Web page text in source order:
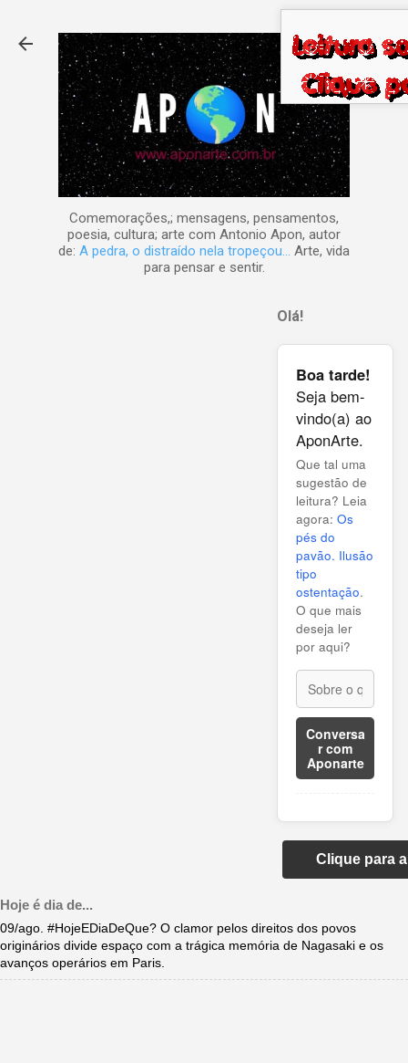
Comemorações,; mensagens, pensamentos,
poesia, cultura; arte com Antonio Apon, autor
de: A pedra, o distraído nela tropeçou... Arte, vida
para pensar e sentir.
Olá!
Boa tarde!
Seja bem-
vindo(a) ao
AponArte.
Que tal uma
sugestão de
leitura? Leia
agora: Os
pés do
pavão. Ilusão
tipo
ostentação.
O que mais
deseja ler
por aqui?
Conversa
r com
Aponarte
Clique para
Hoje é dia de...
09/ago. #HojeEDiaDeQue? O clamor pelos direitos dos povos
originários divide espaço com a trágica memória de Nagasaki e os
avanços operários em Paris.